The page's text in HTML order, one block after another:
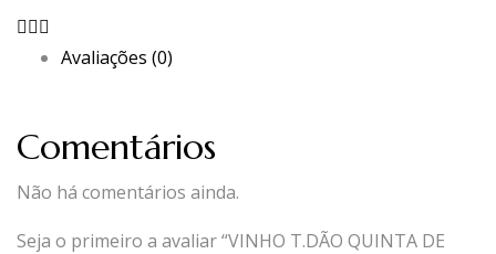
Avaliações (0)
Comentários
Não há comentários ainda.
Seja o primeiro a avaliar “VINHO T.DÃO QUINTA DE